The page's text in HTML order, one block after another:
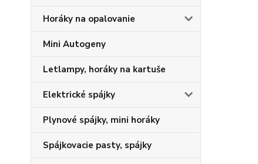
Horáky na opalovanie
Mini Autogeny
Letlampy, horáky na kartuše
Elektrické spájky
Plynové spájky, mini horáky
Spájkovacie pasty, spájky